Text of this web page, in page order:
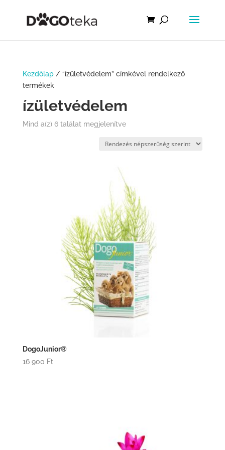
Kezdőlap/ “ízületvédelem” címkével rendelkező
termékek
ízületvédelem
Mind a(z) 6 találat megjelenítve
DogoJunior®
16 900 Ft